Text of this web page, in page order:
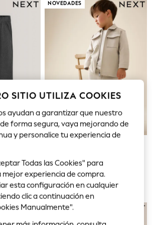
& Pyjamas
& Leggings
& Vests
Skirts
& Playsuits
Shop
Sliders
Swimwear
& Caps
Pumps
Años)
NOVEDADES
Vestir Y Pantalones 3 Piece
(3meses A7años)
33 € - 41 €
SITIO UTILIZA COOKIES
ayudan a garantizar que nuestro
forma segura, vaya mejorando de
y personalice tu experiencia de
Todas las Cookies" para
experiencia de compra.
esta configuración en cualquier
clic a continuación en
Manualmente".